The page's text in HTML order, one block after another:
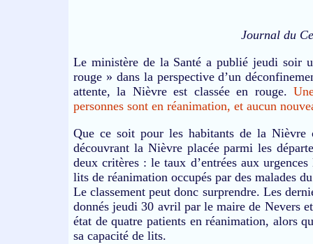
Journal du
Le ministère de la Santé a publié jeudi soir
rouge » dans la perspective d’un
attente, la Nièvre est classée en rouge.
personnes sont en réanimation, et aucun
Que ce soit pour les habitants de la
découvrant la Nièvre placée parmi les
deux critères : le taux d’entrées aux
lits de réanimation occupés par des malades
Le classement peut donc surprendre. Les
donnés jeudi 30 avril par le maire de Nevers
état de quatre patients en réanimation, alors
sa capacité de lits.